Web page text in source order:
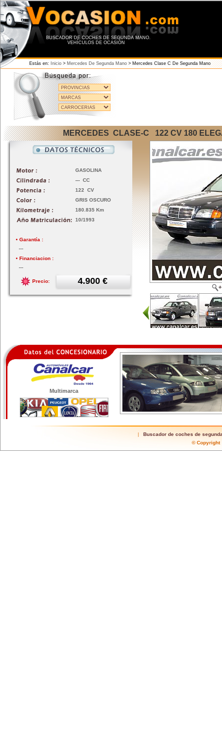
BUSCADOR DE COCHES DE SEGUNDA MANO.
VEHÍCULOS DE OCASIÓN
Estás en: Inicio > Mercedes De Segunda Mano > Mercedes Clase C De Segunda Mano
MERCEDES CLASE-C 122 CV 180
GASOLINA
--- CC
122 CV
GRIS OSCURO
180.835 Km
10/1993
• Garantía :
---
• Financiacion :
---
Precio: 4.900 €
Multimarca
Buscador de coches de
©